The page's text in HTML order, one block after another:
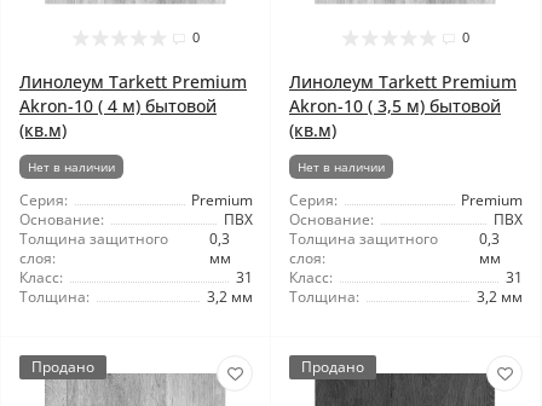
0
Линолеум Tarkett Premium
Akron-10 ( 4 м) бытовой
(кв.м)
Нет в наличии
Серия:
Premium
Основание:
ПВХ
Толщина защитного
слоя:
0,3
мм
Класс:
31
Толщина:
3,2 мм
0
Линолеум Tarkett Premium
Akron-10 ( 3,5 м) бытовой
(кв.м)
Нет в наличии
Серия:
Premium
Основание:
ПВХ
Толщина защитного
слоя:
0,3
мм
Класс:
31
Толщина:
3,2 мм
Продано Продано